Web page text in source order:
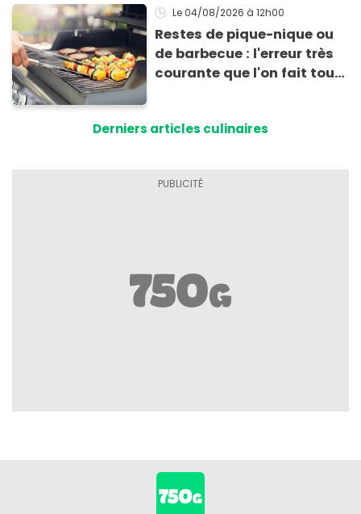
Le 04/08/2026 à 12h00
Restes de pique-nique ou
de barbecue : l'erreur très
courante que l'on fait tous
Derniers articles culinaires